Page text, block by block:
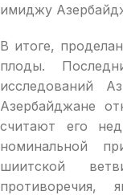
имиджу
В итоге,
плоды.
исследований
Азербайджане
считают его
номинальной
шиитской
противоречия,